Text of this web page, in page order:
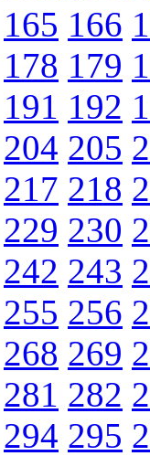
165 166
178 179
191 192
204 205
217 218
229 230
242 243
255 256
268 269
281 282
294 295